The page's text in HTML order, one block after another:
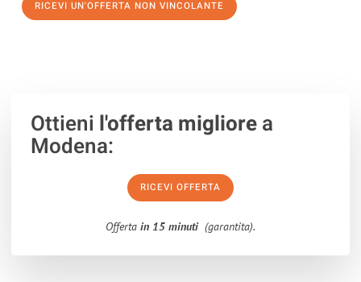
RICEVI UN'OFFERTA NON VINCOLANTE
Ottieni l'offerta migliorea
Modena:
RICEVI OFFERTA
Offerta in 15 minuti (garantita).